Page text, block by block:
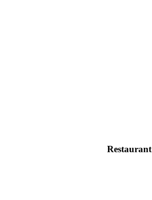
Restaurant